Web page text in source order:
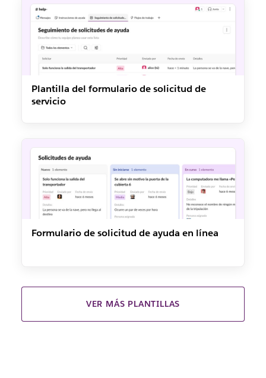
Plantilla del formulario de solicitud de
servicio
Formulario de solicitud de ayuda en línea
VER MÁS PLANTILLAS